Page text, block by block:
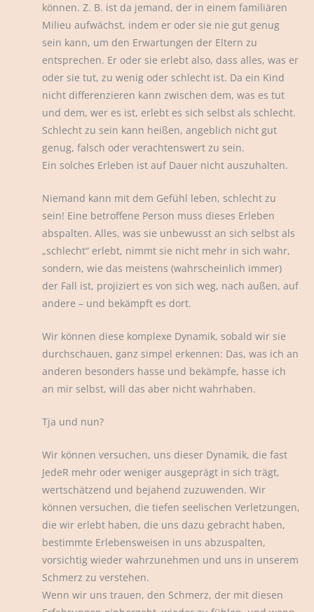
können. Z. B. ist da jemand, der in einem familiären
Milieu aufwächst, indem er oder sie nie gut genug
sein kann, um den Erwartungen der Eltern zu
entsprechen. Er oder sie erlebt also, dass alles, was er
oder sie tut, zu wenig oder schlecht ist. Da ein Kind
nicht differenzieren kann zwischen dem, was es tut
und dem, wer es ist, erlebt es sich selbst als schlecht.
Schlecht zu sein kann heißen, angeblich nicht gut
genug, falsch oder verachtenswert zu sein.
Ein solches Erleben ist auf Dauer nicht auszuhalten.
Niemand kann mit dem Gefühl leben, schlecht zu
sein! Eine betroffene Person muss dieses Erleben
abspalten. Alles, was sie unbewusst an sich selbst als
„schlecht“ erlebt, nimmt sie nicht mehr in sich wahr,
sondern, wie das meistens (wahrscheinlich immer)
der Fall ist, projiziert es von sich weg, nach außen, auf
andere – und bekämpft es dort.
Wir können diese komplexe Dynamik, sobald wir sie
durchschauen, ganz simpel erkennen: Das, was ich an
anderen besonders hasse und bekämpfe, hasse ich
an mir selbst, will das aber nicht wahrhaben.
Tja und nun?
Wir können versuchen, uns dieser Dynamik, die fast
JedeR mehr oder weniger ausgeprägt in sich trägt,
wertschätzend und bejahend zuzuwenden. Wir
können versuchen, die tiefen seelischen Verletzungen,
die wir erlebt haben, die uns dazu gebracht haben,
bestimmte Erlebensweisen in uns abzuspalten,
vorsichtig wieder wahrzunehmen und uns in unserem
Schmerz zu verstehen.
Wenn wir uns trauen, den Schmerz, der mit diesen